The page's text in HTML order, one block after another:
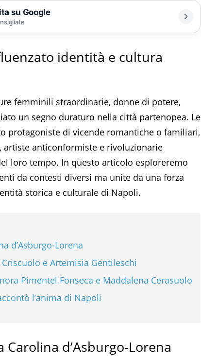
su Google
identità e cultura
femminili straordinarie, donne di potere,
un segno duraturo nella città partenopea. Le
protagoniste di vicende romantiche o familiari,
anticonformiste e rivoluzionarie
loro tempo. In questo articolo esploreremo
da contesti diversi ma unite da una forza
storica e culturale di Napoli.
d’Asburgo-Lorena
e Artemisia Gentileschi
Pimentel Fonseca e Maddalena Cerasuolo
l’anima di Napoli
d’Asburgo-Lorena